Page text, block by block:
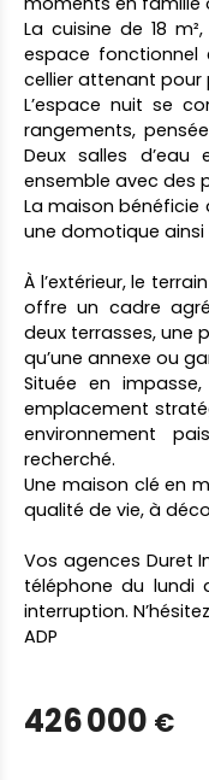
La cuisine de 18
espace fonctionnel
cellier attenant pour
L’espace nuit se
rangements,
Deux salles
ensemble avec des
La maison bénéficie
une domotique ainsi
À l’extérieur, le
offre un cadre
deux terrasses, une
qu’une annexe ou
Située en
emplacement
environnement
recherché.
Une maison clé en
qualité de vie, à
Vos agences Duret
téléphone du lundi
interruption.
ADP
426 000 €